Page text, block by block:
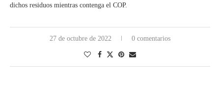
dichos residuos mientras contenga el COP.
27 de octubre de 2022 0 comentarios